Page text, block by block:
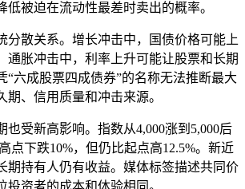
低被迫在流动性最差时卖出的概率。
分散关系。增长冲击中，国债价格可能上
通胀冲击中，利率上升可能让股票和长期
“六成股票四成债券”的名称无法推断最大
期、信用质量和冲击来源。
也受新高影响。指数从4,000涨到5,000后
点下跌10%，但仍比起点高12.5%。新近
期持有人仍有收益。媒体标签描述共同价